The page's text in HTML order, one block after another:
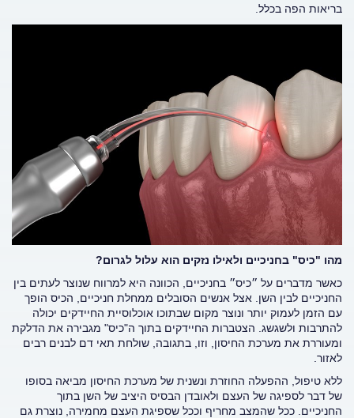
בריאות הפה בכלל.
מהו "כיס" בחניכיים ולאילו נזקים הוא עלול לגרום?
כאשר מדברים על ״כיס״ בחניכיים, הכוונה היא למרווח שנוצר לעתים בין
החניכיים לבין השן. אצל אנשים הסובלים ממחלת חניכיים, הכיס הופך
עם הזמן לעמוק יותר ונוצר מקום שבתוכו אוכלוסיית החיידקים יכולה
להתרבות ולשגשג. הצטברות החיידקים בתוך ה"כיס" מגבירה את הדלקת
ומעוררת את מערכת החיסון, וזו, בתגובה, שולחת תאי דם לבנים רבים
לאזור.
ללא טיפול, ההפעלה החוזרת ונשנית של מערכת החיסון מביאה בסופו
של דבר לספיגה של העצם ולאובדן הבסיס היציב של השן בתוך
החניכיים. ככל שהמצב מחריף וככל שספיגת העצם מחמירה, נוצרת גם